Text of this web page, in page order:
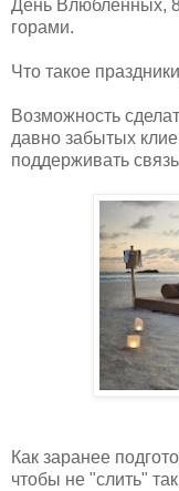
День Влюбленных,
горами.
Что такое
Возможность
давно забытых
поддерживать
Как заранее
чтобы не "слить"